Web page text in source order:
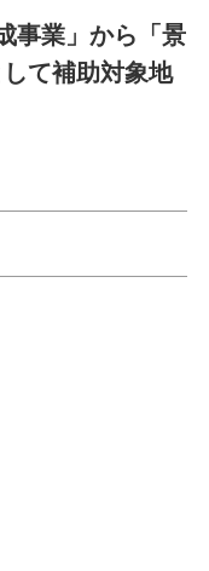
事業」から「景
て補助対象地